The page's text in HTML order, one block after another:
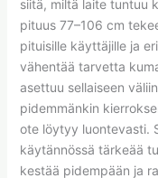
siitä, miltä laite tuntuu
pituus 77–106 cm
pituisille käyttäjille ja
vähentää tarvetta
asettuu sellaiseen
pidemmänkin
ote löytyy luontevasti.
käytännössä tärkeää
kestää pidempään ja